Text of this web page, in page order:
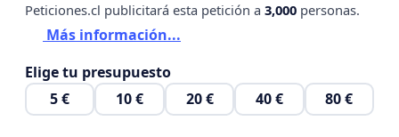
Peticiones.cl publicitará esta petición a 3,000 personas.
Más información...
Elige tu presupuesto
5 €
10 € 20 € 40 € 80 €